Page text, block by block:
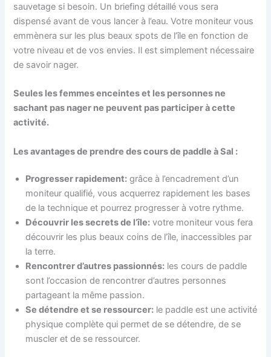
sauvetage si besoin. Un briefing détaillé vous sera
dispensé avant de vous lancer à l’eau. Votre moniteur vous
emmènera sur les plus beaux spots de l’île en fonction de
votre niveau et de vos envies. Il est simplement nécessaire
de savoir nager.
Seules les femmes enceintes et les personnes ne
sachant pas nager ne peuvent pas participer à cette
activité.
Les avantages de prendre des cours de paddle à Sal :
Progresser rapidement: grâce à l’encadrement d’un
moniteur qualifié, vous acquerrez rapidement les bases
de la technique et pourrez progresser à votre rythme.
Découvrir les secrets de l’île: votre moniteur vous fera
découvrir les plus beaux coins de l’île, inaccessibles par
la terre.
Rencontrer d’autres passionnés: les cours de paddle
sont l’occasion de rencontrer d’autres personnes
partageant la même passion.
Se détendre et se ressourcer: le paddle est une activité
physique complète qui permet de se détendre, de se
muscler et de se ressourcer.